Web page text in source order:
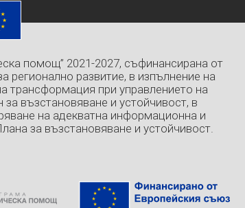
помощ” 2021-2027, съфинансирана от
регионално развитие, в изпълнение на
трансформация при управлението на
възстановяване и устойчивост, в
на адекватна информационна и
за възстановяване и устойчивост.